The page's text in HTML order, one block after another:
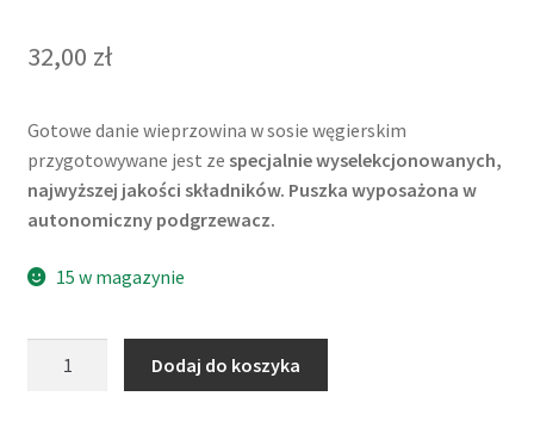
32,00 zł
Gotowe danie wieprzowina w sosie węgierskim
przygotowywane jest ze specjalnie wyselekcjonowanych,
najwyższej jakości składników. Puszka wyposażona w
autonomiczny podgrzewacz.
15 w magazynie
Dodaj do koszyka